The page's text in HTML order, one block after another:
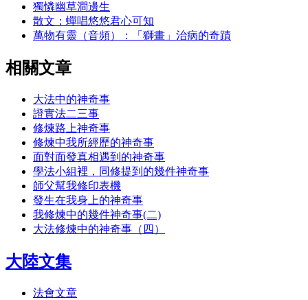
獨憐幽草澗邊生
散文：蟬唱悠悠君心可知
萬物有靈（音頻）：「獅畫」治病的奇蹟
相關文章
大法中的神奇事
證實法二三事
修煉路上神奇事
修煉中我所經歷的神奇事
面對面發真相遇到的神奇事
學法小組裡，同修提到的幾件神奇事
師父幫我修印表機
發生在我身上的神奇事
我修煉中的幾件神奇事(二)
大法修煉中的神奇事（四）
大陸文集
法會文章